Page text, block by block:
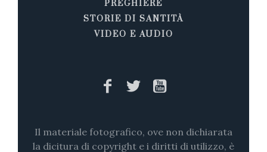
PREGHIERE
STORIE DI SANTITÀ
VIDEO E AUDIO
Il materiale fotografico, ove non dichiarata
la dicitura di copyright e i diritti di utilizzo, è